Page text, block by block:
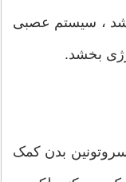
، سیستم عصبی
بخشد.
بدن کمک